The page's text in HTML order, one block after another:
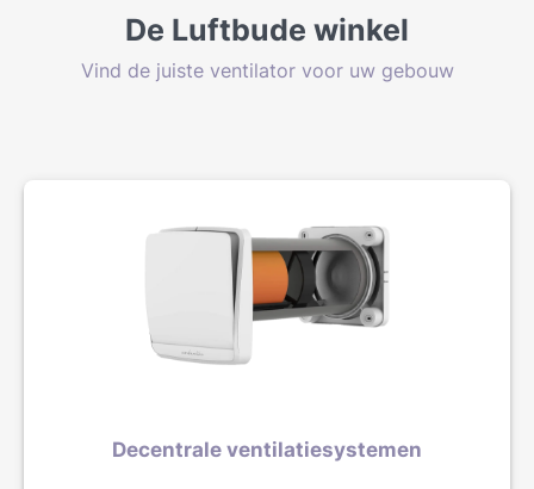
De Luftbude winkel
Vind de juiste ventilator voor uw gebouw
Decentrale ventilatiesystemen